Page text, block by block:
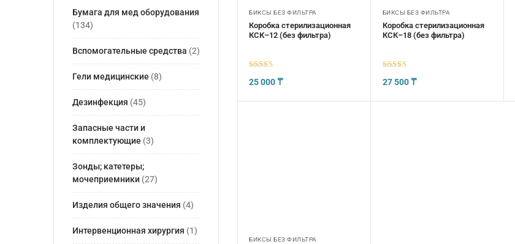
Бумага для мед оборудования
(134)
Вспомогательные средства (2)
Гели медицинские (8)
Дезинфекция (45)
Запасные части и
комплектующие (3)
Зонды; катетеры;
мочеприемники (27)
Изделия общего значения (4)
Интервенционная хирургия (1)
БИКСЫ БЕЗ ФИЛЬТРА
Коробка стерилизационная
КСК–12 (без фильтра)
25 000 ₸
БИКСЫ БЕЗ ФИЛЬТРА
Коробка стерилизационная
КСК–18 (без фильтра)
27 500 ₸
БИКСЫ БЕЗ ФИЛЬТРА